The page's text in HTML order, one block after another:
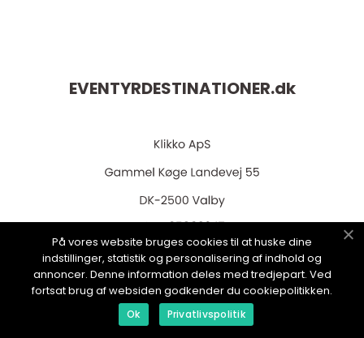
EVENTYRDESTINATIONER.dk
web: www.klikko.dk
Menu
På vores website bruges cookies til at huske dine
indstillinger, statistik og personalisering af indhold og
annoncer. Denne information deles med tredjepart. Ved
fortsat brug af websiden godkender du cookiepolitikken.
Ok Privatlivspolitik